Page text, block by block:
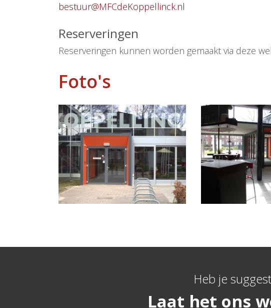
bestuur@MFCdeKoppellinck.nl
Reserveringen
Reserveringen kunnen worden gemaakt via deze
Foto's
Heb je
Laat het ons